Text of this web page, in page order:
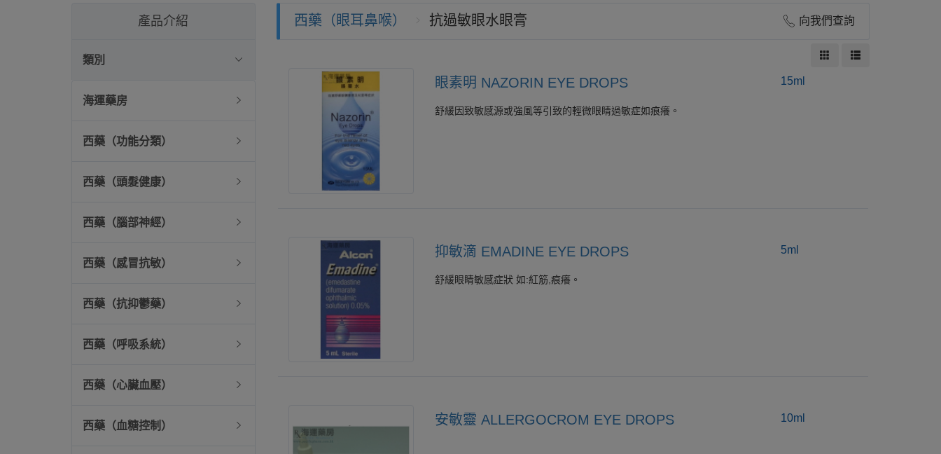
產品介紹
類別
海運藥房
西藥（功能分類）
西藥（頭髮健康）
西藥（腦部神經）
西藥（感冒抗敏）
西藥（抗抑鬱藥）
西藥（呼吸系統）
西藥（心臟血壓）
西藥（血糖控制）
西藥（眼耳鼻喉） 抗過敏眼水眼膏 向我們查詢
眼素明 NAZORIN EYE DROPS
舒緩因致敏感源或強風等引致的輕微眼睛過敏症如痕癢。
15ml
抑敏滴 EMADINE EYE DROPS
舒緩眼睛敏感症狀 如:紅筋,痕癢。
5ml
安敏靈 ALLERGOCROM EYE DROPS 10ml